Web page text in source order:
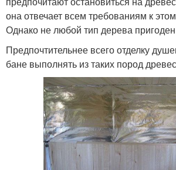
она отвечает всем требованиям к
Однако не любой тип дерева
Предпочтительнее всего отделку
бане выполнять из таких пород